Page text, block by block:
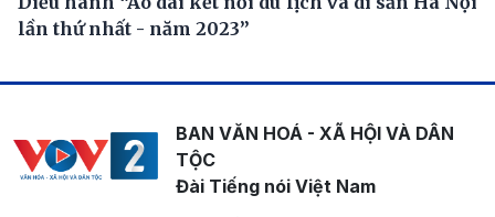
lần thứ nhất - năm 2023”
BAN VĂN HOÁ - XÃ HỘI VÀ DÂN
TỘC
Đài Tiếng nói Việt Nam